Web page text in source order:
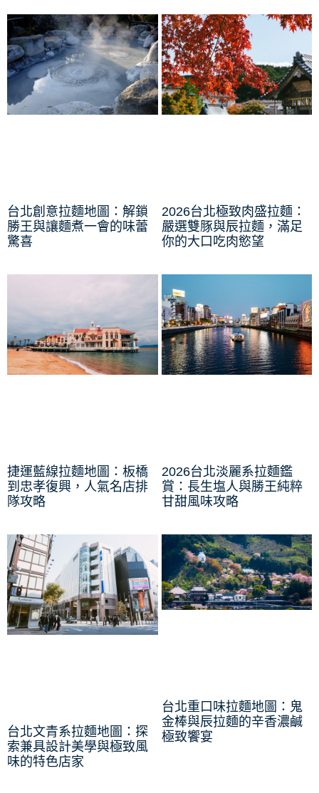
台北創意拉麵地圖：解鎖
勝王與讓麵煮一會的味蕾
驚喜
2026台北極致肉盛拉麵：
嚴選雙豚與辰拉麵，滿足
你的大口吃肉慾望
捷運藍線拉麵地圖：板橋
到忠孝復興，人氣名店排
隊攻略
2026台北淡麗系拉麵鑑
賞：長生塩人與勝王純粹
甘甜風味攻略
台北文青系拉麵地圖：探
索兼具設計美學與極致風
味的特色店家
台北重口味拉麵地圖：鬼
金棒與辰拉麵的辛香濃鹹
極致饗宴